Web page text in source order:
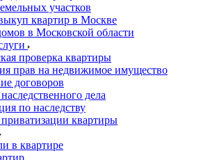
участков
квартир в Москве
в Московской области
проверка квартиры
прав на недвижимое имущество
договоров
дела
по наследству
квартиры
в квартире